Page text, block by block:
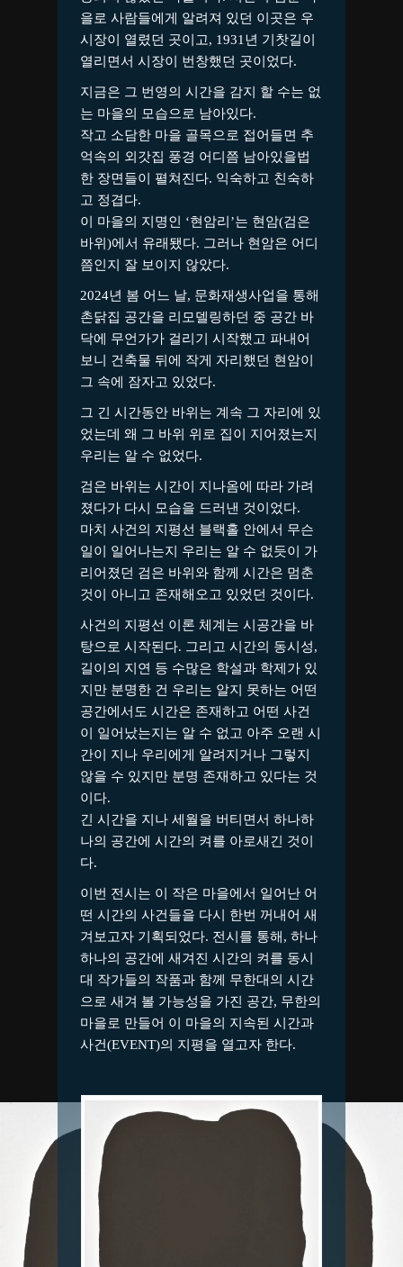
을로 사람들에게 알려져 있던 이곳은 우
시장이 열렸던 곳이고, 1931년 기찻길이
열리면서 시장이 번창했던 곳이었다.
지금은 그 번영의 시간을 감지 할 수는 없
는 마을의 모습으로 남아있다.
작고 소담한 마을 골목으로 접어들면 추
억속의 외갓집 풍경 어디쯤 남아있을법
한 장면들이 펼쳐진다. 익숙하고 친숙하
고 정겹다.
이 마을의 지명인 ‘현암리’는 현암(검은
바위)에서 유래됐다. 그러나 현암은 어디
쯤인지 잘 보이지 않았다.
2024년 봄 어느 날, 문화재생사업을 통해
촌닭집 공간을 리모델링하던 중 공간 바
닥에 무언가가 걸리기 시작했고 파내어
보니 건축물 뒤에 작게 자리했던 현암이
그 속에 잠자고 있었다.
그 긴 시간동안 바위는 계속 그 자리에 있
었는데 왜 그 바위 위로 집이 지어졌는지
우리는 알 수 없었다.
검은 바위는 시간이 지나옴에 따라 가려
졌다가 다시 모습을 드러낸 것이었다.
마치 사건의 지평선 블랙홀 안에서 무슨
일이 일어나는지 우리는 알 수 없듯이 가
리어졌던 검은 바위와 함께 시간은 멈춘
것이 아니고 존재해오고 있었던 것이다.
사건의 지평선 이론 체계는 시공간을 바
탕으로 시작된다. 그리고 시간의 동시성,
길이의 지연 등 수많은 학설과 학제가 있
지만 분명한 건 우리는 알지 못하는 어떤
공간에서도 시간은 존재하고 어떤 사건
이 일어났는지는 알 수 없고 아주 오랜 시
간이 지나 우리에게 알려지거나 그렇지
않을 수 있지만 분명 존재하고 있다는 것
이다.
긴 시간을 지나 세월을 버티면서 하나하
나의 공간에 시간의 켜를 아로새긴 것이
다.
이번 전시는 이 작은 마을에서 일어난 어
떤 시간의 사건들을 다시 한번 꺼내어 새
겨보고자 기획되었다. 전시를 통해, 하나
하나의 공간에 새겨진 시간의 켜를 동시
대 작가들의 작품과 함께 무한대의 시간
으로 새겨 볼 가능성을 가진 공간, 무한의
마을로 만들어 이 마을의 지속된 시간과
사건(EVENT)의 지평을 열고자 한다.